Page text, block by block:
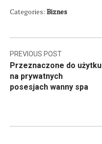
Categories: Biznes
Nawigacja
wpisu
PREVIOUS POST
Przeznaczone do użytku
na prywatnych
posesjach wanny spa